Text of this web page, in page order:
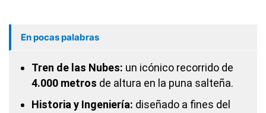
En pocas palabras
Tren de las Nubes: un icónico recorrido de
4.000 metros de altura en la puna salteña.
Historia y Ingeniería: diseñado a fines del